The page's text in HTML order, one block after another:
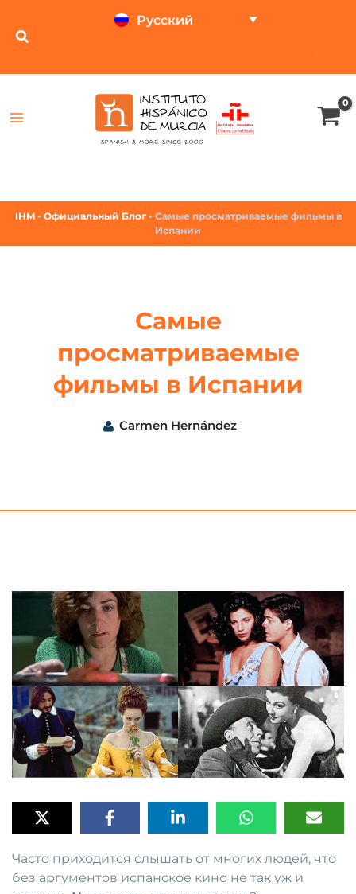
Русский
IHM - Официальный Блог - Самые просматриваемые фильмы в
Испании
Самые
просматриваемые
фильмы в Испании
Carmen Hernández
Часто приходится слышать от многих людей, что
без аргументов испанское кино не так уж и